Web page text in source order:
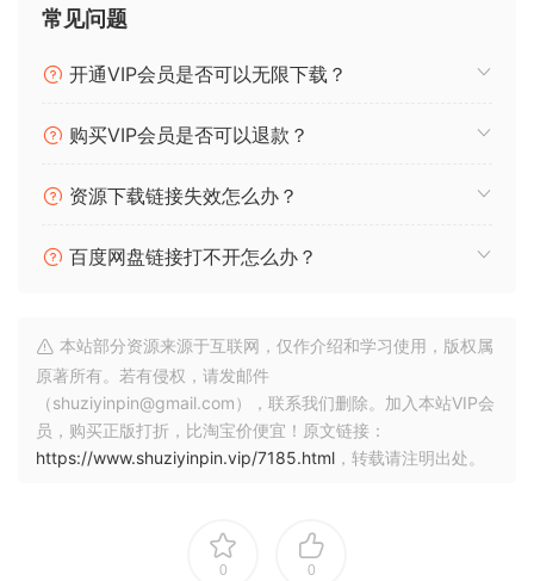
节奏细节
动态，在多种不同的演奏技巧下。这为演奏者提供了一款在节
个乐器支持使用真正的延音踏板样本。
Joachim还加入了各种额外的音效和一套由钢琴和各种琴槌敲
舞台或录音室皆宜
时捕捉，以便在后期与原声元素混合，这一过程因CMV 563麦
克风装备M7胶囊的经典音色而变得轻松。
与典型舞台钢琴内置的声音相比，这款18GB全音阶采样的钢
琴，具有真实的踏板声音和四轮循环，提供了更真实、自然的
效果，甚至尝试不同的调律系统。
常见问题
开通VIP会员是否可以无限下载？
购买VIP会员是否可以退款？
资源下载链接失效怎么办？
百度网盘链接打不开怎么办？
本站部分资源来源于互联网，仅作介绍和学习使用，版权属
原著所有。若有侵权，请发邮件
（shuziyinpin@gmail.com），联系我们删除。加入本站VIP会
员，购买正版打折，比淘宝价便宜！原文链接：
https://www.shuziyinpin.vip/7185.html ，转载请注明出处。
0 0